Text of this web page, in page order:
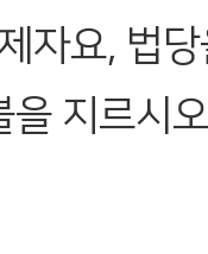
자요, 법
을 지르시